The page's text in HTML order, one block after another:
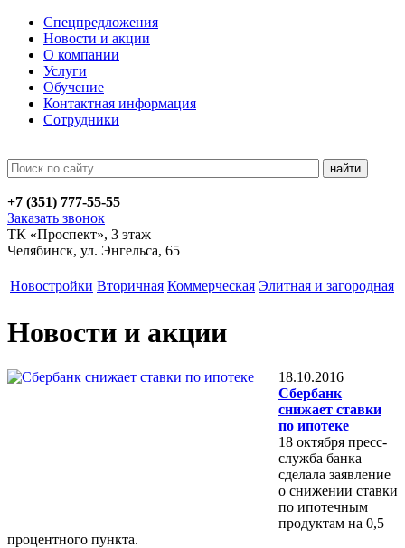
Спецпредложения
Новости и акции
О компании
Услуги
Обучение
Контактная информация
Сотрудники
+7 (351) 777-55-55
Заказать звонок
ТК «Проспект», 3 этаж
Челябинск, ул. Энгельса, 65
Новостройки Вторичная Коммерческая Элитная и загородная
Новости и акции
18.10.2016
Сбербанк
снижает ставки
по ипотеке
18 октября пресс-
служба банка
сделала заявление
о снижении ставки
по ипотечным
продуктам на 0,5
процентного пункта.